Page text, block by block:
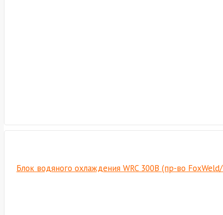
Блок водяного охлаждения WRC 300B (пр-во